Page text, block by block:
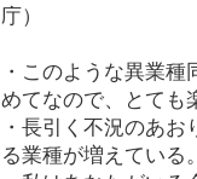
庁）
・このような異業
めてなので、とても
・長引く不況のあ
る業種が増えている。